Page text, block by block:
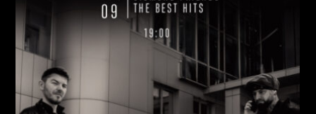
НЕДІЛЯ, 09 СЕРПНЯ
Ціна:
Виконавці: Павло Литвиненко (Рояль,) /Денис
Дудко (Бас, Олександр Люлякін (Барабани,) /